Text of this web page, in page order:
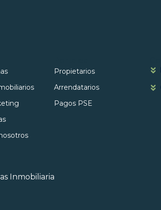
Propietarios
Arrendatarios
Pagos PSE
Inmobiliaria